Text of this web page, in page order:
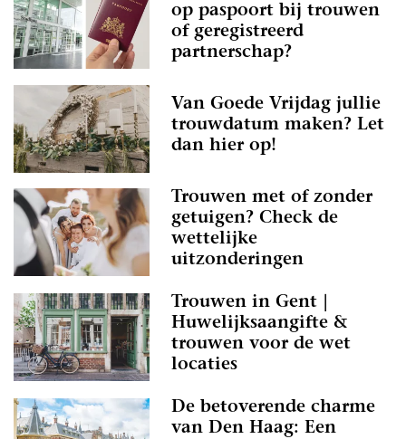
op paspoort bij trouwen
of geregistreerd
partnerschap?
Van Goede Vrijdag jullie
trouwdatum maken? Let
dan hier op!
Trouwen met of zonder
getuigen? Check de
wettelijke
uitzonderingen
Trouwen in Gent |
Huwelijksaangifte &
trouwen voor de wet
locaties
De betoverende charme
van Den Haag: Een